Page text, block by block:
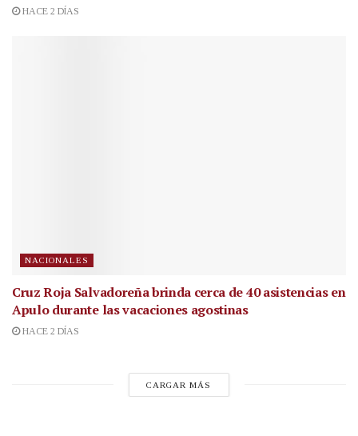
HACE 2 DÍAS
NACIONALES
Cruz Roja Salvadoreña brinda cerca de 40 asistencias en
Apulo durante las vacaciones agostinas
HACE 2 DÍAS
CARGAR MÁS